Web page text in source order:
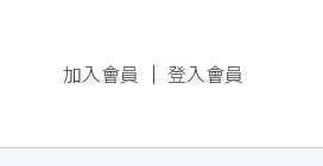
加入會員 ｜ 登入會員